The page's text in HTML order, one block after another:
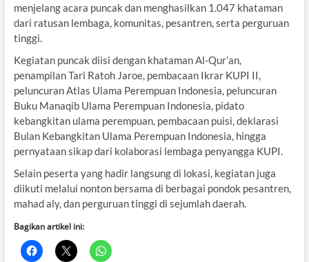
menjelang acara puncak dan menghasilkan 1.047 khataman
dari ratusan lembaga, komunitas, pesantren, serta perguruan
tinggi.
Kegiatan puncak diisi dengan khataman Al-Qur’an,
penampilan Tari Ratoh Jaroe, pembacaan Ikrar KUPI II,
peluncuran Atlas Ulama Perempuan Indonesia, peluncuran
Buku Manaqib Ulama Perempuan Indonesia, pidato
kebangkitan ulama perempuan, pembacaan puisi, deklarasi
Bulan Kebangkitan Ulama Perempuan Indonesia, hingga
pernyataan sikap dari kolaborasi lembaga penyangga KUPI.
Selain peserta yang hadir langsung di lokasi, kegiatan juga
diikuti melalui nonton bersama di berbagai pondok pesantren,
mahad aly, dan perguruan tinggi di sejumlah daerah.
Bagikan artikel ini: